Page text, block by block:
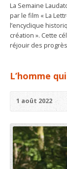
La Semaine
par le film « La
l’encyclique
création ». Cette
réjouir des
L’homme
1 août 2022